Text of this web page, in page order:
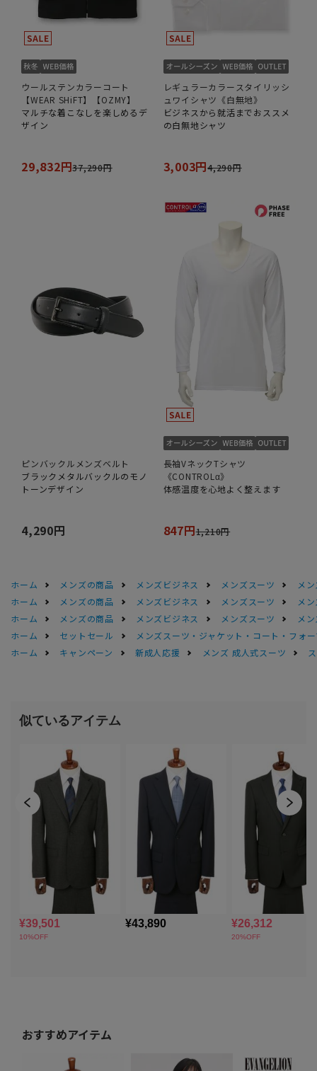
ウールステンカラーコート
【WEAR SHiFT】【OZMY】
マルチな着こなしを楽しめるデ
ザイン
29,832円37,290円
レギュラーカラースタイリッシ
ュワイシャツ《白無地》
ビジネスから就活までおススメ
の白無地シャツ
3,003円4,290円
ピンバックルメンズベルト
ブラックメタルバックルのモノ
トーンデザイン
4,290円
長袖VネックTシャツ
《CONTROLα》
体感温度を心地よく整えます
847円1,210円
ホーム メンズの商品 メンズビジネス メンズスーツ
メ
ホーム
メンズの商品 メンズビジネス メンズスーツ
メ
ホーム
メンズの商品 メンズビジネス メンズスーツ
メ
ホーム
セットセール
メンズスーツ・ジャケット・コート・フォ
ホーム
キャンペーン 新成人応援 メンズ 成人式スーツ